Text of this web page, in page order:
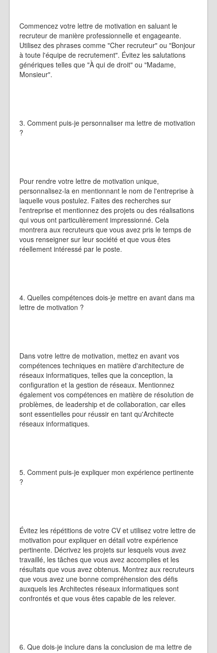
Commencez votre lettre de motivation en saluant le
recruteur de manière professionnelle et engageante.
Utilisez des phrases comme "Cher recruteur" ou "Bonjour
à toute l'équipe de recrutement". Évitez les salutations
génériques telles que "À qui de droit" ou "Madame,
Monsieur".
3. Comment puis-je personnaliser ma lettre de motivation
?
Pour rendre votre lettre de motivation unique,
personnalisez-la en mentionnant le nom de l'entreprise à
laquelle vous postulez. Faites des recherches sur
l'entreprise et mentionnez des projets ou des réalisations
qui vous ont particulièrement impressionné. Cela
montrera aux recruteurs que vous avez pris le temps de
vous renseigner sur leur société et que vous êtes
réellement intéressé par le poste.
4. Quelles compétences dois-je mettre en avant dans ma
lettre de motivation ?
Dans votre lettre de motivation, mettez en avant vos
compétences techniques en matière d'architecture de
réseaux informatiques, telles que la conception, la
configuration et la gestion de réseaux. Mentionnez
également vos compétences en matière de résolution de
problèmes, de leadership et de collaboration, car elles
sont essentielles pour réussir en tant qu'Architecte
réseaux informatiques.
5. Comment puis-je expliquer mon expérience pertinente
?
Évitez les répétitions de votre CV et utilisez votre lettre de
motivation pour expliquer en détail votre expérience
pertinente. Décrivez les projets sur lesquels vous avez
travaillé, les tâches que vous avez accomplies et les
résultats que vous avez obtenus. Montrez aux recruteurs
que vous avez une bonne compréhension des défis
auxquels les Architectes réseaux informatiques sont
confrontés et que vous êtes capable de les relever.
6. Que dois-je inclure dans la conclusion de ma lettre de